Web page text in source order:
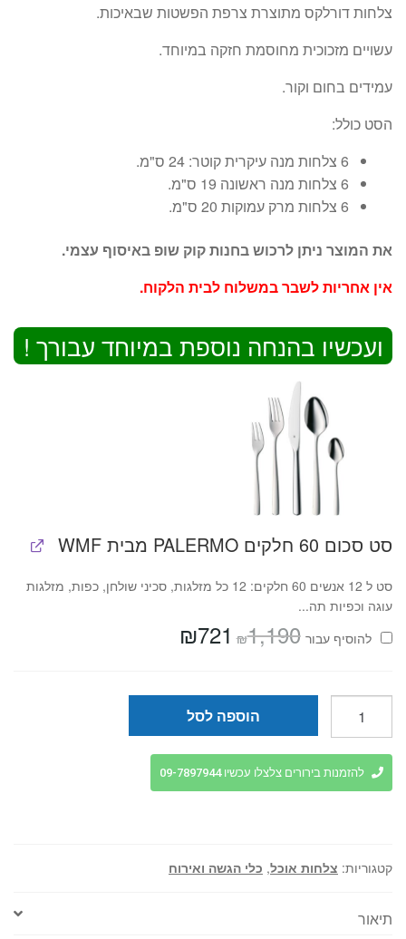
היה:
₪299.
הוא:
₪169.
צלחות דורלקס מתוצרת צרפת הפשטות שבאיכות.
עשויים מזכוכית מחוסמת חזקה במיוחד.
עמידים בחום וקור.
הסט כולל:
6 צלחות מנה עיקרית קוטר: 24 ס"מ.
6 צלחות מנה ראשונה 19 ס"מ.
6 צלחות מרק עמוקות 20 ס"מ.
את המוצר ניתן לרכוש בחנות קוק שופ באיסוף עצמי.
אין אחריות לשבר במשלוח לבית הלקוח.
ועכשיו בהנחה נוספת במיוחד עבורך !
סט סכום 60 חלקים PALERMO מבית WMF
סט ל 12 אנשים 60 חלקים: 12 כל מזלגות, סכיני שולחן, כפות, מזלגות
עוגה וכפיות תה...
להוסיף⁦⁩ עבור
₪1,190 המחיר
המקורי₪721
סט
18
חלקים
צרפת
הוספה לסל
להזמנות בירורים צלצלו עכשיו 09-7897944
קטגוריות: צלחות אוכל, כלי הגשה ואירוח
תיאור